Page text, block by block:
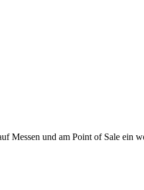
Messen und am Point of Sale